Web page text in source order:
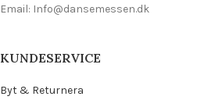
Email: Info@dansemessen.dk
KUNDESERVICE
Byt & Returnera